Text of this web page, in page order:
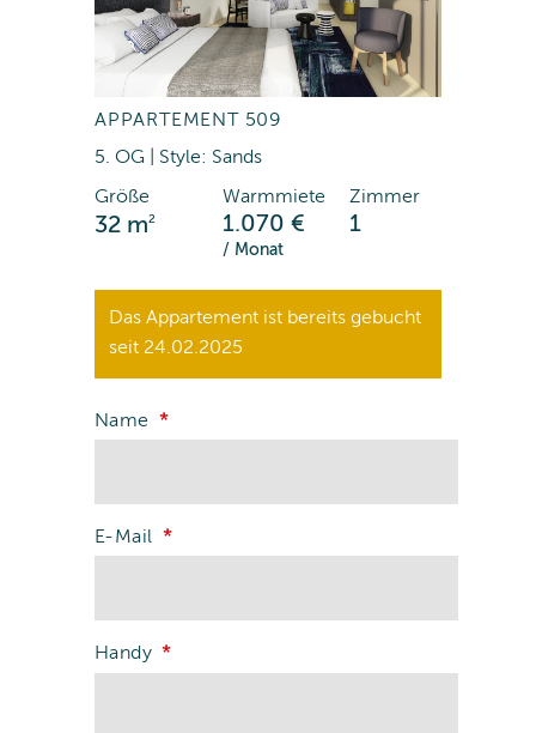
APPARTEMENT 509
5. OG | Style: Sands
Größe
32 m2
Warmmiete
1.070 €
/ Monat
Zimmer
1
Das Appartement ist bereits gebucht
seit 24.02.2025
Name
E-Mail
Handy